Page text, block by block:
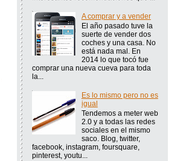
A comprar y a vender
El año pasado tuve la
suerte de vender dos
coches y una casa. No
está nada mal. En
2014 lo que tocó fue
comprar una nueva cueva para toda
la...
Es lo mismo pero no es
igual
Tendemos a meter web
2.0 y a todas las redes
sociales en el mismo
saco. Blog, twitter,
facebook, instagram, foursquare,
pinterest, youtu...